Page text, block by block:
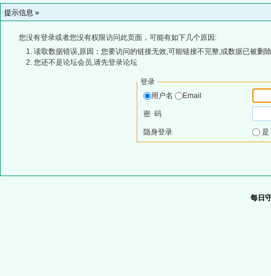
提示信息 »
您没有登录或者您没有权限访问此页面，可能有如下几个原因:
读取数据错误,原因：您要访问的链接无效,可能链接不完整,或数据已被删
您还不是论坛会员,请先登录论坛
登录
用户名
Email
密 码
隐身登录
每日